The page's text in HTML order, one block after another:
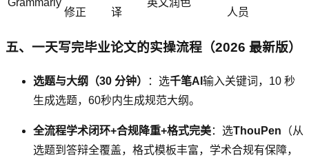
修正
译
人员
五、一天写完毕业论文的实操流程（2026 最新版）
选题与大纲（30 分钟） ：选千笔AI 输入关键词，10 秒
生成选题，60秒内生成规范大纲。
全流程学术闭环+合规降重+格式完美：选ThouPen （从
选题到答辩全覆盖，格式模板丰富，学术合规有保障，